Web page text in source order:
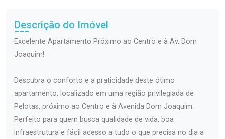
Descrição do Imóvel
Excelente Apartamento Próximo ao Centro e à Av. Dom
Joaquim!
Descubra o conforto e a praticidade deste ótimo
apartamento, localizado em uma região privilegiada de
Pelotas, próximo ao Centro e à Avenida Dom Joaquim.
Perfeito para quem busca qualidade de vida, boa
infraestrutura e fácil acesso a tudo o que precisa no dia a